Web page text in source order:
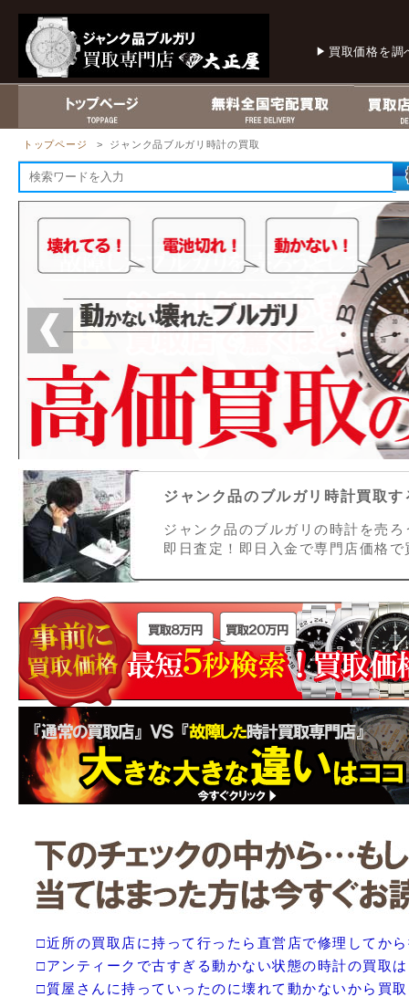
買取価格を調
トップページ > ジャンク品ブルガリ時計の買取
ジャンク品のブルガリ時計買取
ジャンク品のブルガリの時計を売
即日査定！即日入金で専門店価格
□近所の買取店に持って行ったら直営店で修理してか
□アンティークで古すぎる動かない状態の時計の買取
□質屋さんに持っていったのに壊れて動かないから買